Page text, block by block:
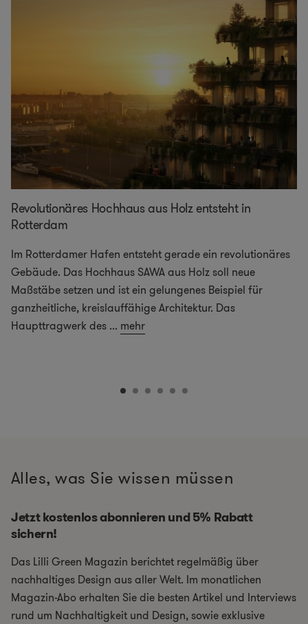
Revolutionäres Hochhaus aus Holz entsteht in
Rotterdam
Im Rotterdamer Hafen entsteht gerade ein revolutionäres
Gebäude. Das Hochhaus SAWA aus Holz soll neue
Maßstäbe setzen und ist ein gelungenes Beispiel für
ganzheitliche, kreislauffähige Architektur. Das
Haupttragwerk des ... mehr
Alles, was Sie wissen müssen
Jetzt kostenlos abonnieren und 5% Rabatt
sichern!
Das Lilli Green Magazin berichtet regelmäßig über
nachhaltiges Design aus aller Welt. Im monatlichen
Magazin-Abo erhalten Sie die besten Artikel und Interviews
rund um Nachhaltigkeit und Design, sowie exklusive